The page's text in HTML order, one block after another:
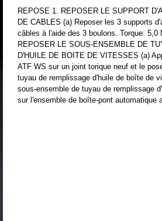
REPOSE 1. REPOSER LE SUPPORT
DE CABLES (a) Reposer les 3 supports
câbles à l'aide des 3 boulons. Torque: 5,0
REPOSER LE SOUS-ENSEMBLE DE
D'HUILE DE BOITE DE VITESSES (a)
ATF WS sur un joint torique neuf et le
tuyau de remplissage d'huile de boîte de
sous-ensemble de tuyau de remplissage
sur l'ensemble de boîte-pont automatique